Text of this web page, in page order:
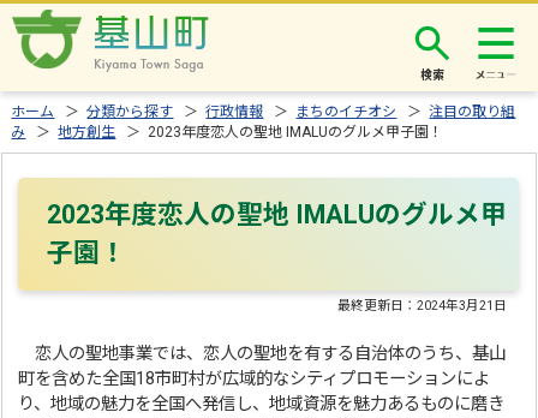
検索
ホーム ＞分類から探す ＞行政情報 ＞ まちのイチオシ ＞注目の取り組
み
＞地方創生 ＞ 2023年度恋人の聖地 IMALUのグルメ甲子園！
2023年度恋人の聖地 IMALUのグルメ甲
子園！
最終更新日：2024年3月21日
恋人の聖地事業では、恋人の聖地を有する自治体のうち、基山
町を含めた全国18市町村が広域的なシティプロモーションによ
り、地域の魅力を全国へ発信し、地域資源を魅力あるものに磨き